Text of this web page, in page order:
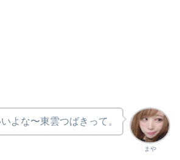
まや
よな〜東雲つばきって。